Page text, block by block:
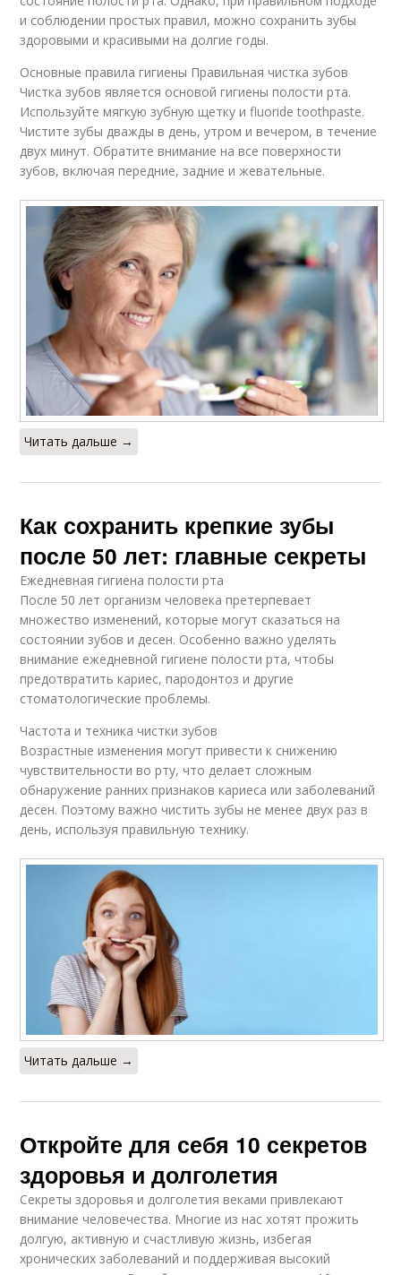
и соблюдении простых правил, можно сохранить зубы
здоровыми и красивыми на долгие годы.
Основные правила гигиены Правильная чистка зубов
Чистка зубов является основой гигиены полости рта.
Используйте мягкую зубную щетку и fluoride toothpaste.
Чистите зубы дважды в день, утром и вечером, в течение
двух минут. Обратите внимание на все поверхности
зубов, включая передние, задние и жевательные.
Читать дальше →
Как сохранить крепкие зубы
после 50 лет: главные секреты
Ежедневная гигиена полости рта
После 50 лет организм человека претерпевает
множество изменений, которые могут сказаться на
состоянии зубов и десен. Особенно важно уделять
внимание ежедневной гигиене полости рта, чтобы
предотвратить кариес, пародонтоз и другие
стоматологические проблемы.
Частота и техника чистки зубов
Возрастные изменения могут привести к снижению
чувствительности во рту, что делает сложным
обнаружение ранних признаков кариеса или заболеваний
десен. Поэтому важно чистить зубы не менее двух раз в
день, используя правильную технику.
Читать дальше →
Откройте для себя 10 секретов
здоровья и долголетия
Секреты здоровья и долголетия веками привлекают
внимание человечества. Многие из нас хотят прожить
долгую, активную и счастливую жизнь, избегая
хронических заболеваний и поддерживая высокий